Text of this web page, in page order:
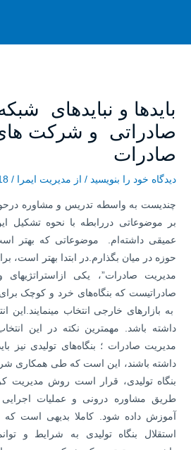
محتوا
بایدها و نبایدهای
صادراتی و شرکت
صادرات
دیدگاه‌ خود را بنویسید / از مدیریت ایمرا/
چندیست به واسطه تدریس و مشاوره
بر موضوعاتی دررابطه با نحوه تشکیل
عمیقی داشته‌ام. موضوعاتی که بهتر است
حوزه در میان بگذارم.در ابتدا بهتر است،
مدیریت صادرات”، یکی ازاستراتژیهای
صادراتیست که بنگاه‌های خرد و کوچک
به بازارهای خارجی انتخاب می­نمایند.این
داشته باشد. مهمترین نکته در این
مدیریت صادرات ؛ بنگاه‌های تولیدی نیز
داشته باشند، این است که طی همکاری
بنگاه تولیدی، قرار است روش مدیریت
طریق مشاوره درونی و عملیات اجرایی
آموزش داده شود. کاملا بدیهی است که
استقلال بنگاه تولیدی به شرایط و